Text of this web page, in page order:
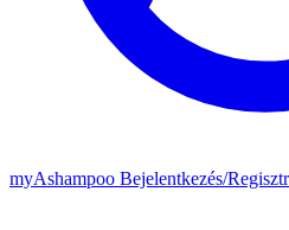
myAshampoo Bejelentkezés/